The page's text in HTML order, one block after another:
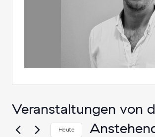
Veranstaltungen von
Heute